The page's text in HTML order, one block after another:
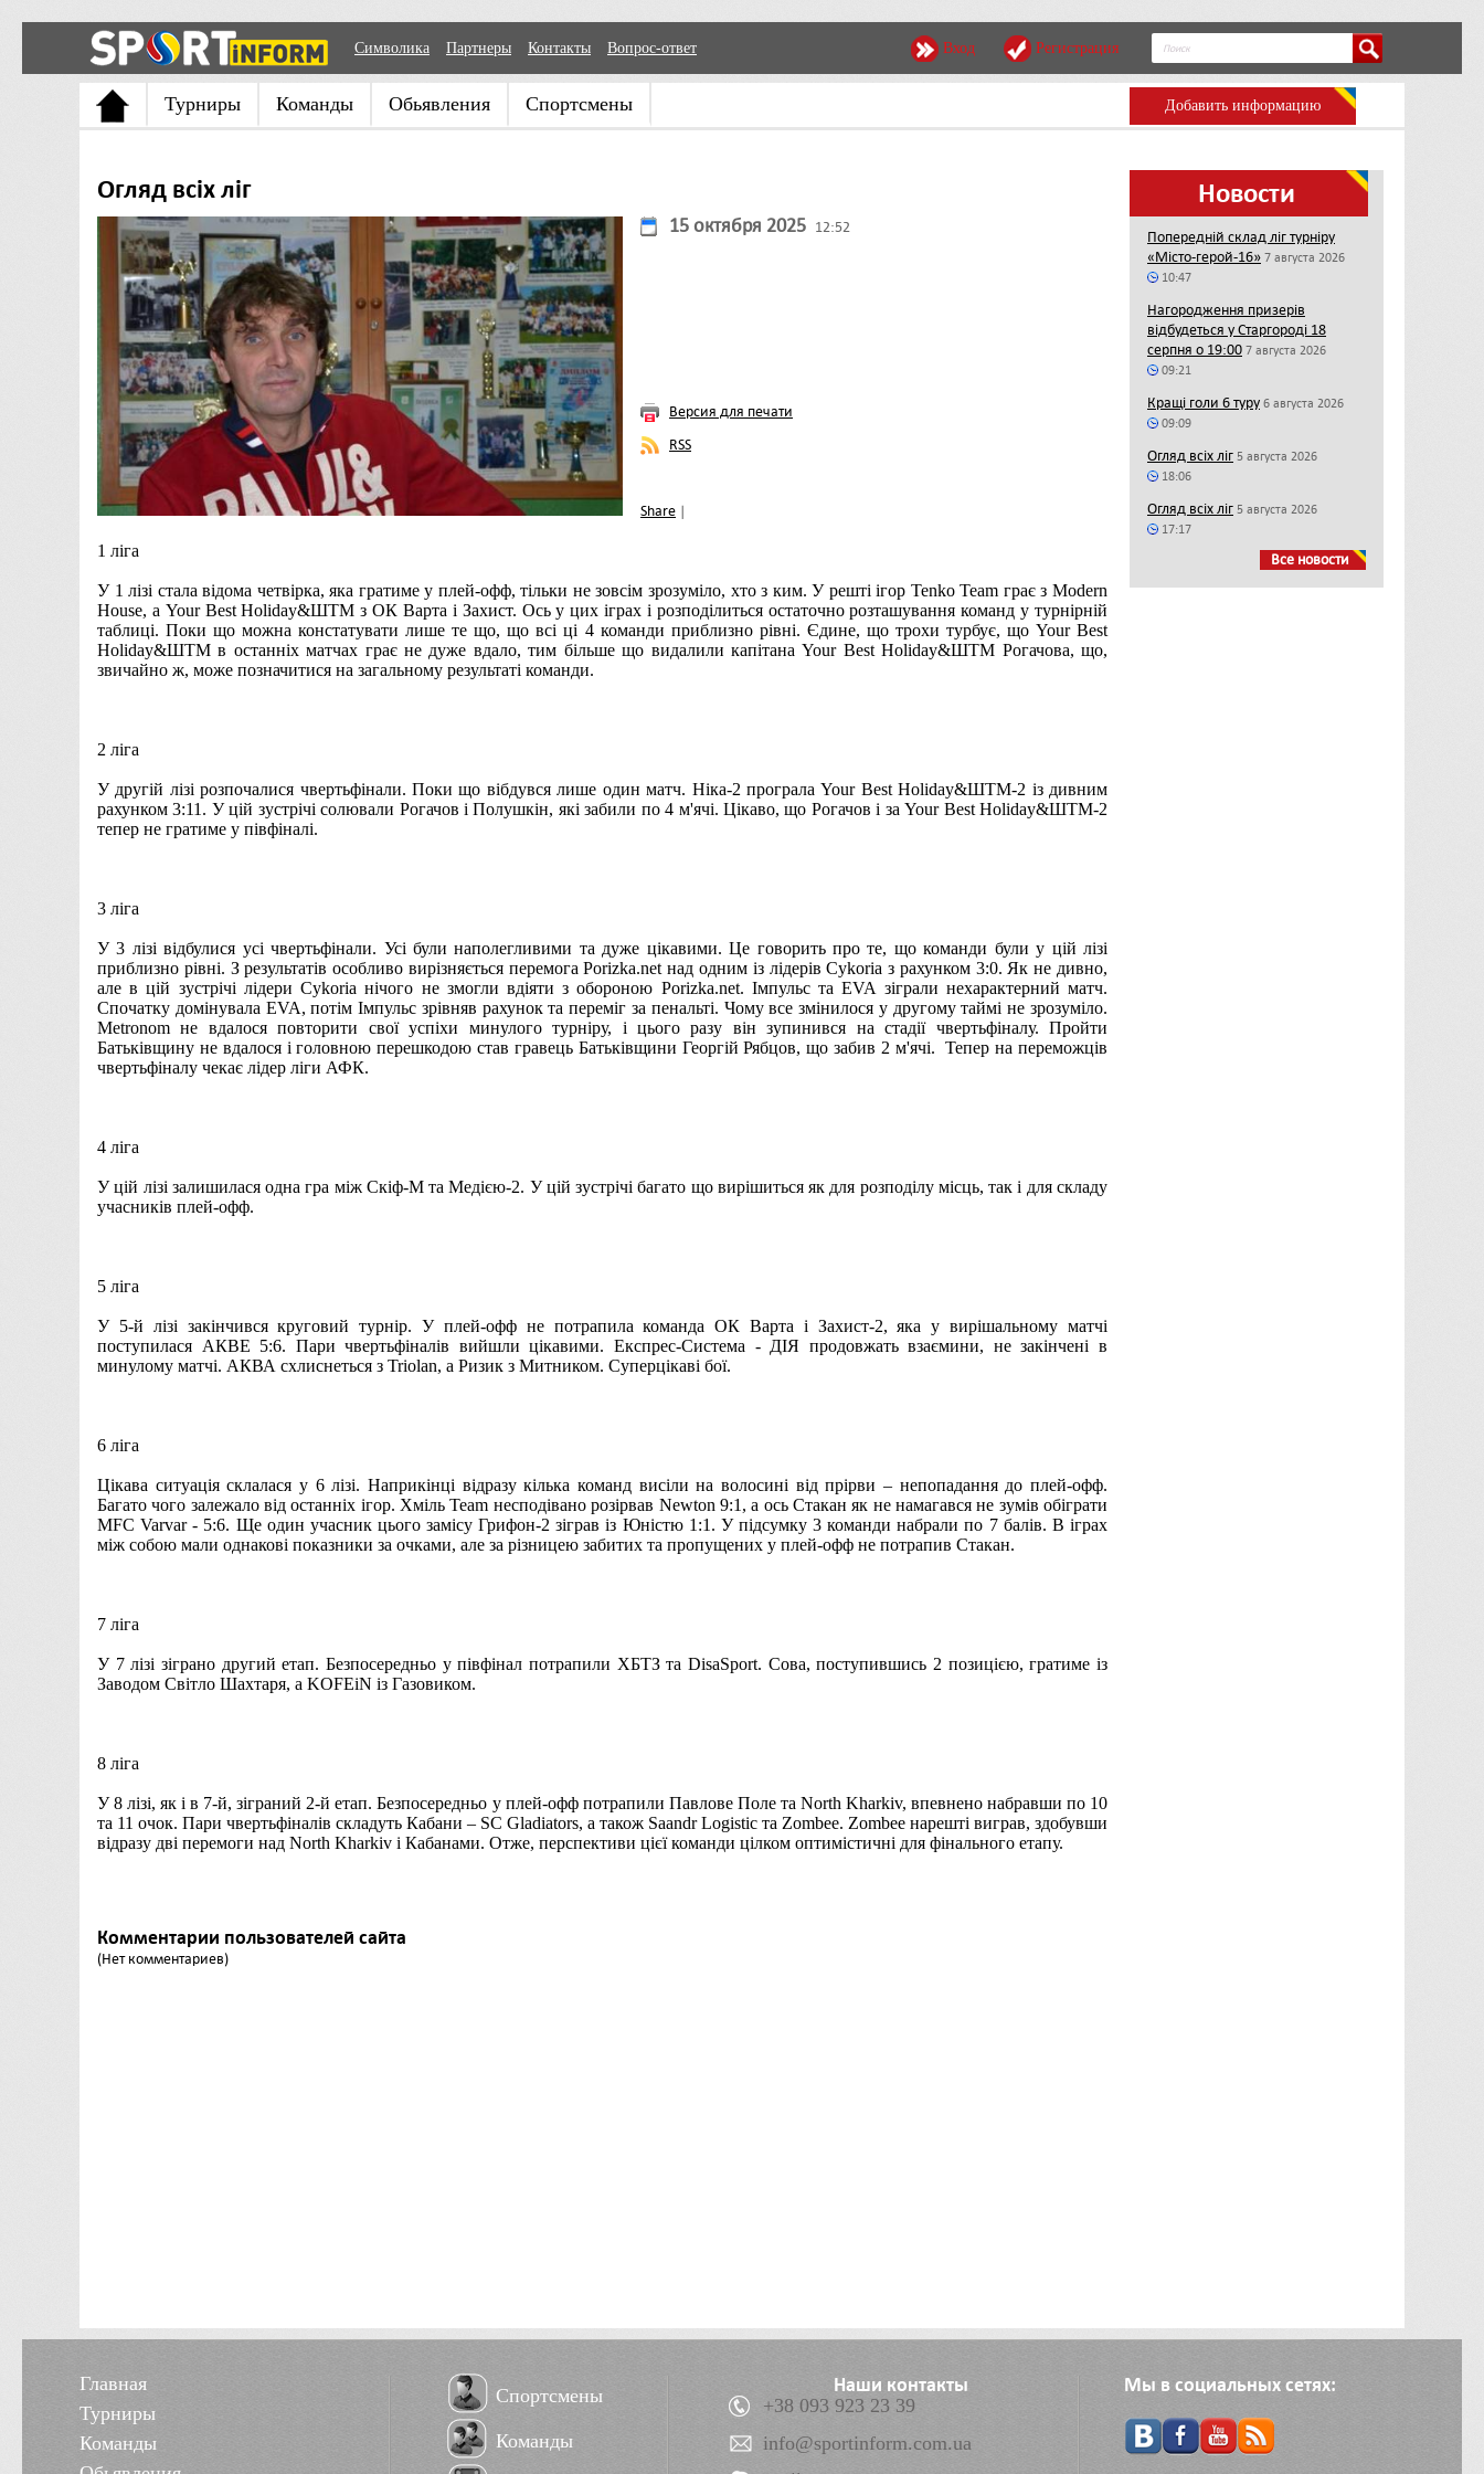
Символика Партнеры Контакты Вопрос-ответ Вход Регистрация
Турниры Команды Обьявления Спортсмены Добавить информацию
Огляд всіх ліг
15 октября 2025 12:52
Версия для печати
RSS
Share |
1 ліга
У 1 лізі стала відома четвірка, яка гратиме у плей-офф, тільки не зовсім зрозуміло, хто з ким. У решті ігор Tenko Team грає з Modern
House, а Your Best Holiday&ШТМ з ОК Варта і Захист. Ось у цих іграх і розподілиться остаточно розташування команд у турнірній
таблиці. Поки що можна констатувати лише те що, що всі ці 4 команди приблизно рівні. Єдине, що трохи турбує, що Your Best
Holiday&ШТМ в останніх матчах грає не дуже вдало, тим більше що видалили капітана Your Best Holiday&ШТМ Рогачова, що,
звичайно ж, може позначитися на загальному результаті команди.
2 ліга
У другій лізі розпочалися чвертьфінали. Поки що вібдувся лише один матч. Ніка-2 програла Your Best Holiday&ШТМ-2 із дивним
рахунком 3:11. У цій зустрічі солювали Рогачов і Полушкін, які забили по 4 м'ячі. Цікаво, що Рогачов і за Your Best Holiday&ШТМ-2
тепер не гратиме у півфіналі.
3 ліга
У 3 лізі відбулися усі чвертьфінали. Усі були наполегливими та дуже цікавими. Це говорить про те, що команди були у цій лізі
приблизно рівні. З результатів особливо вирізняється перемога Porizka.net над одним із лідерів Cykoria з рахунком 3:0. Як не дивно,
але в цій зустрічі лідери Cykoria нічого не змогли вдіяти з обороною Porizka.net. Імпульс та EVA зіграли нехарактерний матч.
Спочатку домінувала EVA, потім Імпульс зрівняв рахунок та переміг за пенальті. Чому все змінилося у другому таймі не зрозуміло.
Metronom не вдалося повторити свої успіхи минулого турніру, і цього разу він зупинився на стадії чвертьфіналу. Пройти
Батьківщину не вдалося і головною перешкодою став гравець Батьківщини Георгій Рябцов, що забив 2 м'ячі.
Тепер на переможців
чвертьфіналу чекає лідер ліги АФК.
4 ліга
У цій лізі залишилася одна гра між Скіф-М та Медією-2. У цій зустрічі багато що вирішиться як для розподілу місць, так і для складу
учасників плей-офф.
5 ліга
У 5-й лізі закінчився круговий турнір. У плей-офф не потрапила команда ОК Варта і Захист-2, яка у вирішальному матчі
поступилася АКВЕ 5:6. Пари чвертьфіналів вийшли цікавими. Експрес-Система - ДІЯ продовжать взаємини, не закінчені в
минулому матчі. АКВА схлиснеться з Triolan, а Ризик з Митником. Суперцікаві бої.
6 ліга
Цікава ситуація склалася у 6 лізі. Наприкінці відразу кілька команд висіли на волосині від прірви – непопадання до плей-офф.
Багато чого залежало від останніх ігор. Хміль Team несподівано розірвав Newton 9:1, а ось Стакан як не намагався не зумів обіграти
MFC Varvar - 5:6. Ще один учасник цього замісу Грифон-2 зіграв із Юністю 1:1. У підсумку 3 команди набрали по 7 балів. В іграх
між собою мали однакові показники за очками, але за різницею забитих та пропущених у плей-офф не потрапив Стакан.
7 ліга
У 7 лізі зіграно другий етап. Безпосередньо у півфінал потрапили ХБТЗ та DisaSport. Сова, поступившись 2 позицією, гратиме із
Заводом Світло Шахтаря, а KOFEiN із Газовиком.
8 ліга
У 8 лізі, як і в 7-й, зіграний 2-й етап. Безпосередньо у плей-офф потрапили Павлове Поле та North Kharkiv, впевнено набравши по 10
та 11 очок. Пари чвертьфіналів складуть Кабани – SС Gladiators, а також Saandr Logistic та Zombee. Zombee нарешті виграв, здобувши
відразу дві перемоги над North Kharkiv і Кабанами. Отже, перспективи цієї команди цілком оптимістичні для фінального етапу.
Комментарии пользователей сайта
(Нет комментариев)
Новости
Попередній склад ліг турніру
«Місто-герой-16» 7 августа 2026
10:47
Нагородження призерів
відбудеться у Старгороді 18
серпня о 19:00 7 августа 2026
09:21
Кращі голи 6 туру 6 августа 2026
09:09
Огляд всіх ліг 5 августа 2026
18:06
Огляд всіх ліг 5 августа 2026
17:17
Все новости
Главная
Турниры
Команды
Спортсмены
Команды
Наши контакты
+38 093 923 23 39
info@sportinform.com.ua
Мы в социальных сетях: